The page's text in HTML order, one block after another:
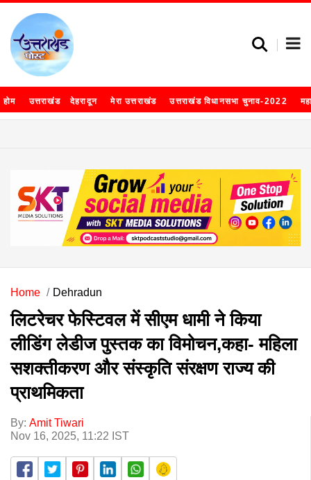
होम उत्तराखंड देहरादून मेरा उत्तराखंड उत्तराखंड विधानसभा चुनाव-2022
Home Dehradun
लिटरेचर फेस्टिवल में सीएम धामी ने किया
लीडिंग लेडीज पुस्तक का विमोचन,कहा- महिला
सशक्तीकरण और संस्कृति संरक्षण राज्य की
प्राथमिकता
By: Amit Tiwari
Nov 16, 2025, 11:22 IST